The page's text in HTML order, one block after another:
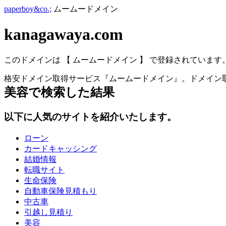
paperboy&co.; ムームードメイン
kanagawaya.com
このドメインは 【 ムームードメイン 】 で登録されています。
格安ドメイン取得サービス『ムームードメイン』。ドメイン
美容で検索した結果
以下に人気のサイトを紹介いたします。
ローン
カードキャッシング
結婚情報
転職サイト
生命保険
自動車保険見積もり
中古車
引越し見積り
美容